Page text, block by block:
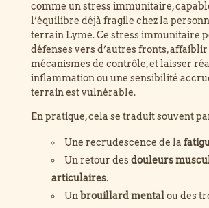
comme un stress immunitaire,
l’équilibre déjà fragile chez la
terrain Lyme. Ce stress immunitaire
défenses vers d’autres fronts, affaiblir
mécanismes de contrôle, et laisser
inflammation ou une sensibilité
terrain est vulnérable.
En pratique, cela se traduit souvent
Une recrudescence de la
Un retour desdouleurs
articulaires.
Un brouillard mentalou des